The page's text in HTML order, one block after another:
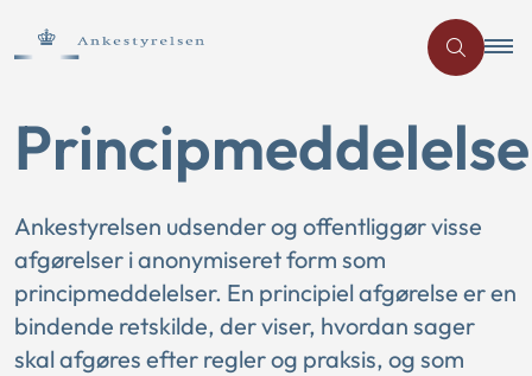
Ankestyrelsen udsender og offentliggør visse
afgørelser i anonymiseret form som
principmeddelelser. En principiel afgørelse er en
bindende retskilde, der viser, hvordan sager
skal afgøres efter regler og praksis, og som